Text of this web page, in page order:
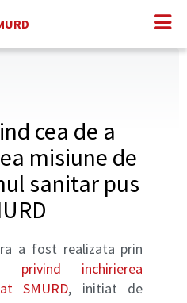
cea de a
misiune de
sanitar pus
a fost realizata prin
privind inchirierea
SMURD, initiat de